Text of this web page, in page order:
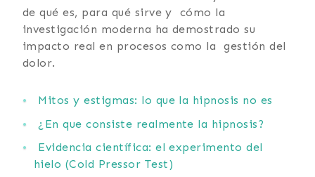
de qué es, para qué sirve y cómo la
investigación moderna ha demostrado su
impacto real en procesos como la gestión del
dolor.
Mitos y estigmas: lo que la hipnosis no es
¿En que consiste realmente la hipnosis?
Evidencia científica: el experimento del
hielo (Cold Pressor Test)